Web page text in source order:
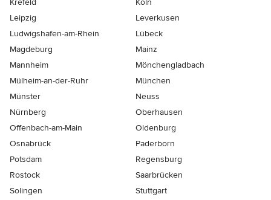
Leipzig
Leverkusen
Ludwigshafen-am-Rhein
Lübeck
Magdeburg
Mainz
Mannheim
Mönchen­gladbach
Mülheim-an-der-Ruhr
München
Münster
Neuss
Nürnberg
Oberhausen
Offenbach-am-Main
Oldenburg
Osnabrück
Paderborn
Potsdam
Regensburg
Rostock
Saarbrücken
Solingen
Stuttgart